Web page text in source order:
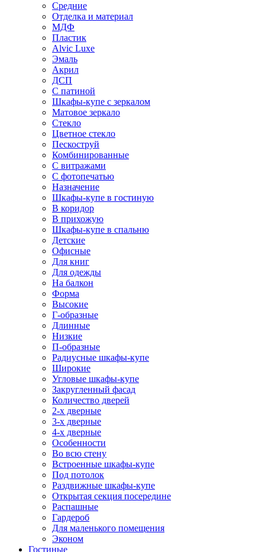
Средние
Отделка и материал
МДФ
Пластик
Alvic Luxe
Эмаль
Акрил
ДСП
С патиной
Шкафы-купе с зеркалом
Матовое зеркало
Стекло
Цветное стекло
Пескоструй
Комбинированные
С витражами
С фотопечатью
Назначение
Шкафы-купе в гостиную
В коридор
В прихожую
Шкафы-купе в спальню
Детские
Офисные
Для книг
Для одежды
На балкон
Форма
Высокие
Г-образные
Длинные
Низкие
П-образные
Радиусные шкафы-купе
Широкие
Угловые шкафы-купе
Закругленный фасад
Количество дверей
2-х дверные
3-х дверные
4-х дверные
Особенности
Во всю стену
Встроенные шкафы-купе
Под потолок
Раздвижные шкафы-купе
Открытая секция посередине
Распашные
Гардероб
Для маленького помещения
Эконом
Гостиные